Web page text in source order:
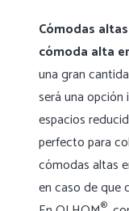
Cómodas
cómoda alta
una gran
será una opción
espacios
perfecto para
cómodas altas
en caso de que
®